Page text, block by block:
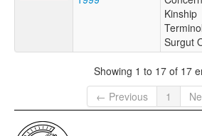
Kinship
Surgut
Showing 1 to 17 of 17
← Previous
1